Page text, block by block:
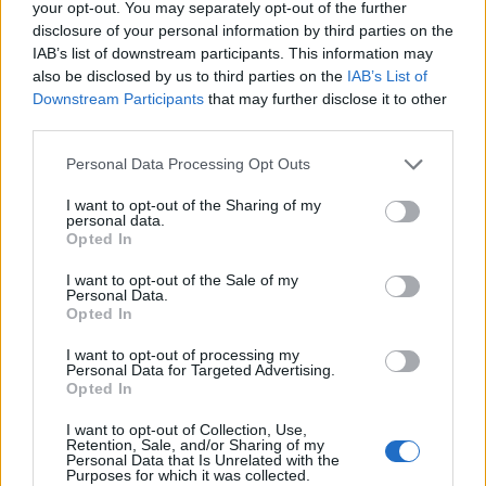
your opt-out. You may separately opt-out of the further
disclosure of your personal information by third parties on the
IAB’s list of downstream participants. This information may
also be disclosed by us to third parties on the IAB’s List of
Downstream Participants that may further disclose it to other
Personal Data Processing Opt Outs
I want to opt-out of the Sharing of my
personal data.
Opted In
I want to opt-out of the Sale of my
Personal Data.
Opted In
I want to opt-out of processing my
Personal Data for Targeted Advertising.
Opted In
I want to opt-out of Collection, Use,
Retention, Sale, and/or Sharing of my
Personal Data that Is Unrelated with the
Purposes for which it was collected.
GAZDASÁG
Sorsfordító tárgyalások kezdődtek: megszólalt
a miniszter a magyar fizetésekről
Új korszak veszi kezdetét.
PORTFOLIO BLOGGER
BANKMONITOR
Hogyan alakulnak a betéti- és hitelkamatok az